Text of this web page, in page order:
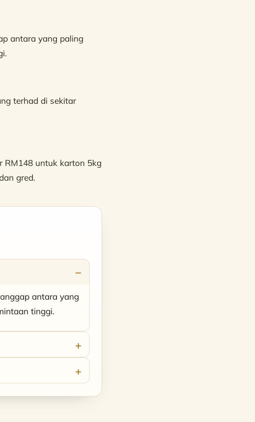
antara yang paling
terhad di sekitar
RM148 untuk karton 5kg
gred.
antara yang
tinggi.